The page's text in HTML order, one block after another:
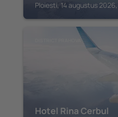
Ploiesti, 14 augustus
Hotel Rina Cerbul